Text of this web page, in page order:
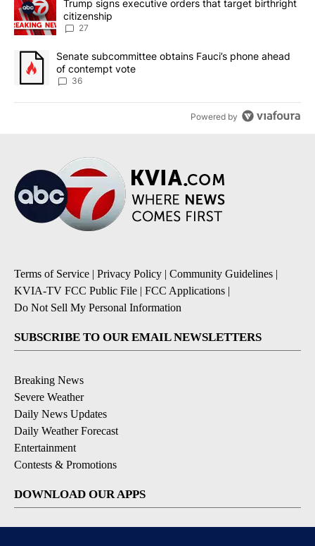
A trending article titled "Trump signs executive orders that
Trump signs executive orders that target birthright
citizenship
27
A trending article titled "Senate subcommittee obtains Fauci’s
Senate subcommittee obtains Fauci’s phone ahead
of contempt vote
36
Powered by
Terms of Service | Privacy Policy | Community Guidelines |
KVIA-TV FCC Public File | FCC Applications |
Do Not Sell My Personal Information
SUBSCRIBE TO OUR EMAIL NEWSLETTERS
Breaking News
Severe Weather
Daily News Updates
Daily Weather Forecast
Entertainment
Contests & Promotions
DOWNLOAD OUR APPS